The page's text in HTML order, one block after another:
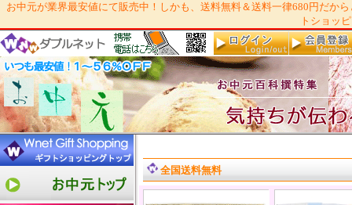
お中元が業界最安値にて販売中！しかも、送料無料＆送料一律680円だか
トショッ
全国送料無料